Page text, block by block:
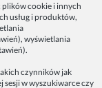
Staszak
plików cookie i innych
usług i produktów,
wyświetlania
czynników jak
sesji w wyszukiwarce czy